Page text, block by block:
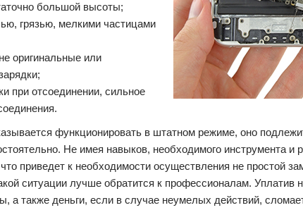
большой высоты;
грязью, мелкими частицами
оригинальные или
при отсоединении, сильное
функционировать в штатном режиме, оно
Не имея навыков, необходимого инструмента и
приведет к необходимости осуществления не простой
ситуации лучше обратится к профессионалам.
а также деньги, если в случае неумелых действий,